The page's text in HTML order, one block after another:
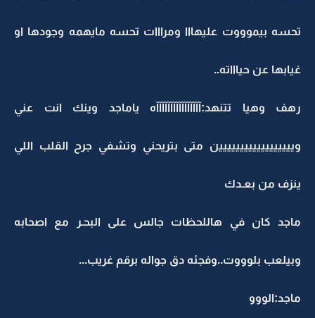
تحسه بيموووت عليهااا ومرااات تحسه مايهمه وجودها او
غيابها عن حياااته..
رهف وهيا تتنهد:آآآآآآآآآآآآآآآآه ياماجد وينك انت عني
ويييييييييييييييييين متى بتريحني وتشفي جرح القلب اللي
ينزف من بعـدك
ماجد كان في هاللحظات جالس على البحـر مع اصحابه
وبيلعب بلوووت..وفجئه دق جواله برقم غريب...
ماجد:الووو